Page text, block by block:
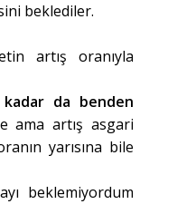
beklediler.
artış oranıyla
kadar da benden
ama artış asgari
yarısına bile
beklemiyordum